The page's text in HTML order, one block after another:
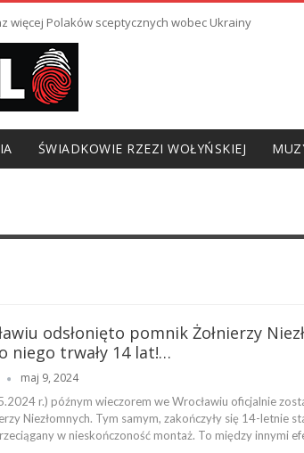
więcej Polaków sceptycznych wobec Ukrainy
ŚWIADKOWIE RZEZI WOŁYŃSKIEJ
odsłonięto pomnik Żołnierzy
niego trwały 14 lat!…
maj 9, 2024
r.) późnym wieczorem we Wrocławiu oficjalnie
Niezłomnych. Tym samym, zakończyły się 14-letnie
w nieskończoność montaż. To między innymi